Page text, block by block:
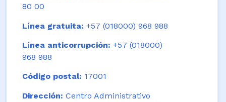
80 00
Línea gratuita: +57 (018000) 968 988
Línea anticorrupción: +57 (018000)
968 988
Código postal: 17001
Dirección: Centro Administrativo